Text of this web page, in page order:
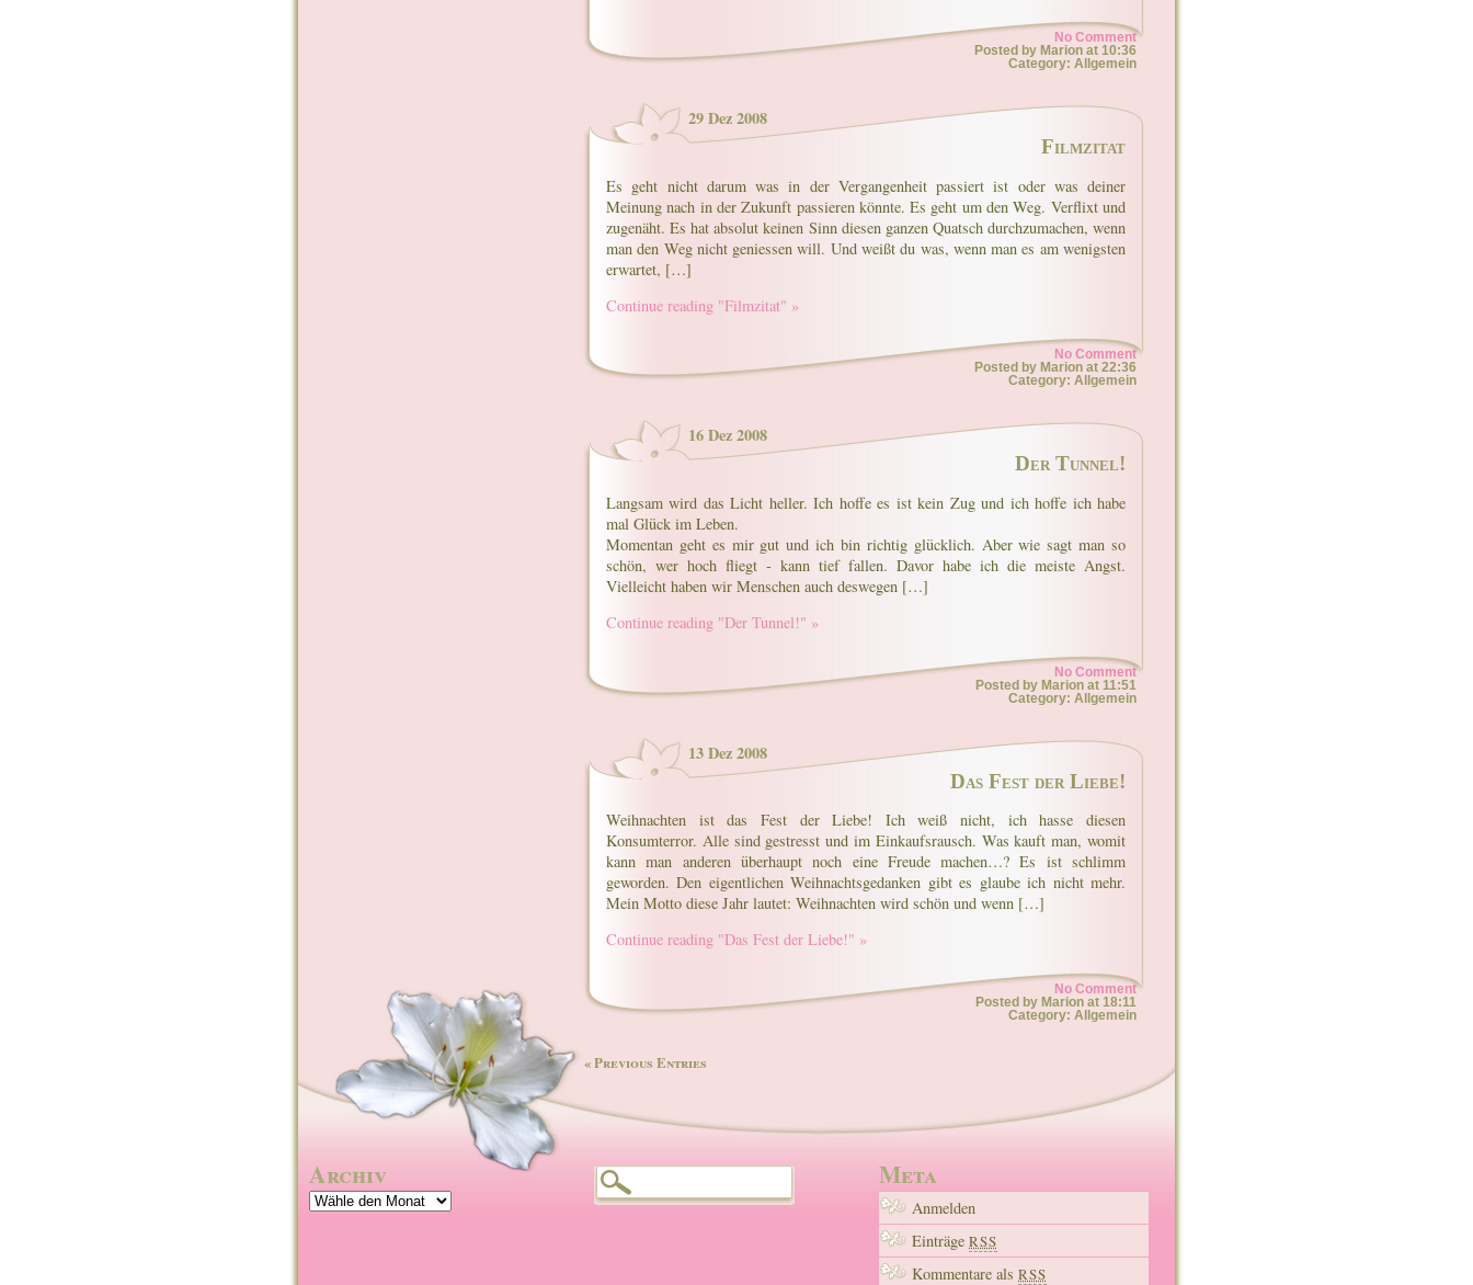
No Comment
Posted by Marion at 10:36
Category: Allgemein
29 Dez 2008
Filmzitat
Es geht nicht darum was in der Vergangenheit passiert ist oder was deiner
Meinung nach in der Zukunft passieren könnte. Es geht um den Weg. Verflixt und
zugenäht. Es hat absolut keinen Sinn diesen ganzen Quatsch durchzumachen, wenn
man den Weg nicht geniessen will. Und weißt du was, wenn man es am wenigsten
erwartet, […]
Continue reading "Filmzitat" »
No Comment
Posted by Marion at 22:36
Category: Allgemein
16 Dez 2008
Der Tunnel!
Langsam wird das Licht heller. Ich hoffe es ist kein Zug und ich hoffe ich habe
mal Glück im Leben.
Momentan geht es mir gut und ich bin richtig glücklich. Aber wie sagt man so
schön, wer hoch fliegt - kann tief fallen. Davor habe ich die meiste Angst.
Vielleicht haben wir Menschen auch deswegen […]
Continue reading "Der Tunnel!" »
No Comment
Posted by Marion at 11:51
Category: Allgemein
13 Dez 2008
Das Fest der Liebe!
Weihnachten ist das Fest der Liebe! Ich weiß nicht, ich hasse diesen
Konsumterror. Alle sind gestresst und im Einkaufsrausch. Was kauft man, womit
kann man anderen überhaupt noch eine Freude machen…? Es ist schlimm
geworden. Den eigentlichen Weihnachtsgedanken gibt es glaube ich nicht mehr.
Mein Motto diese Jahr lautet: Weihnachten wird schön und wenn […]
Continue reading "Das Fest der Liebe!" »
No Comment
Posted by Marion at 18:11
Category: Allgemein
« Previous Entries
Archiv Meta
Anmelden
Einträge RSS
Kommentare als RSS